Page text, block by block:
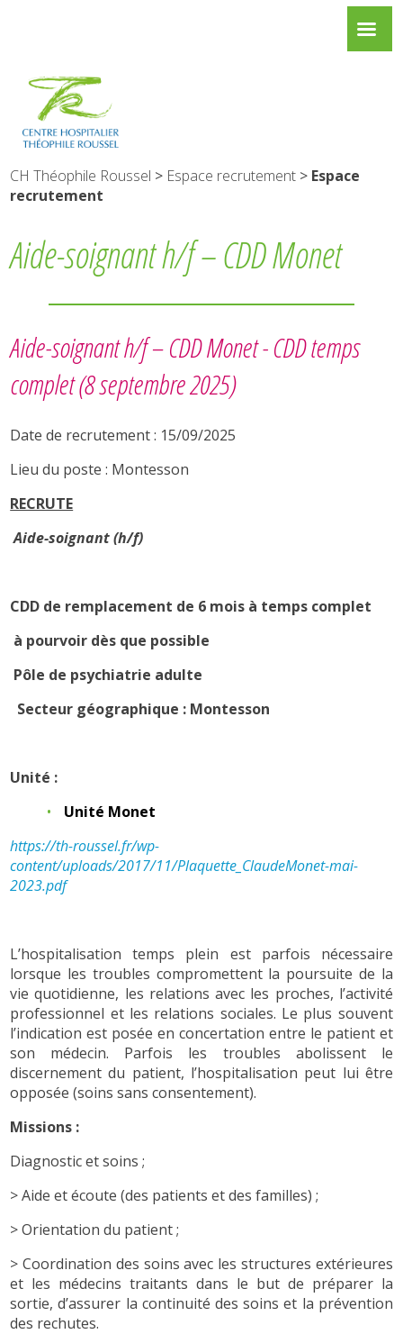
CH Théophile Roussel > Espace recrutement > Espace
recrutement
Aide-soignant h/f – CDD Monet
Aide-soignant h/f – CDD Monet -CDD temps
complet(8 septembre 2025)
Date de recrutement : 15/09/2025
Lieu du poste : Montesson
RECRUTE
Aide-soignant (h/f)
CDD de remplacement de 6 mois à temps complet
à pourvoir dès que possible
Pôle de psychiatrie adulte
Secteur géographique : Montesson
Unité :
Unité Monet
https://th-roussel.fr/wp-
content/uploads/2017/11/Plaquette_ClaudeMonet-mai-
2023.pdf
L’hospitalisation temps plein est parfois nécessaire
lorsque les troubles compromettent la poursuite de la
vie quotidienne, les relations avec les proches, l’activité
professionnel et les relations sociales. Le plus souvent
l’indication est posée en concertation entre le patient et
son médecin. Parfois les troubles abolissent le
discernement du patient, l’hospitalisation peut lui être
opposée (soins sans consentement).
Missions :
Diagnostic et soins ;
> Aide et écoute (des patients et des familles) ;
> Orientation du patient ;
> Coordination des soins avec les structures extérieures
et les médecins traitants dans le but de préparer la
sortie, d’assurer la continuité des soins et la prévention
des rechutes.